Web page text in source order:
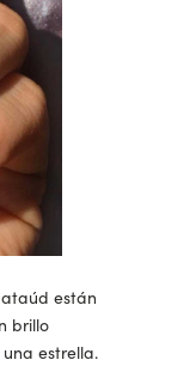
están
brillo
estrella.